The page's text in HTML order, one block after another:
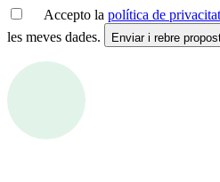
Accepto la política de privacitat
les meves dades.
Enviar i rebre